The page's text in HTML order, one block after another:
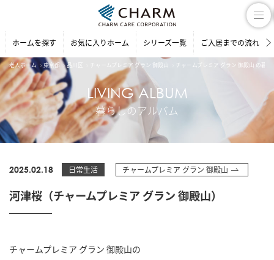
ホームを探す お気に入りホーム シリーズ一覧 ご入居までの流れ
老人ホーム 東京都 品川区 チャームプレミア グラン 御殿山 チャームプレミア グラン 御殿山 の暮
LIVING ALBUM
暮らしのアルバム
2025.02.18 日常生活 チャームプレミア グラン 御殿山
河津桜（チャームプレミア グラン 御殿山）
チャームプレミア グラン 御殿山の